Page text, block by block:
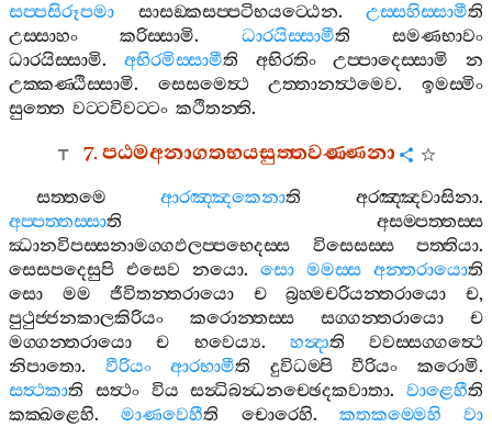
සප‍්පසිරූපමා
සාසඞ‍්කසප‍්පටිභයට‍්ඨෙන. උස‍්සහිස‍්සාමීති
උස‍්සාහං
කරිස‍්සාමි. ධාරයිස‍්සාමීති
සමණභාවං
ධාරයිස‍්සාමි. අභිරමිස‍්සාමීති අභිරතිං උප‍්පාදෙස‍්සාමි
න
උක‍්කණ‍්ඨිස‍්සාමි. සෙසමෙත්‍ථ උත‍්තානත්‍ථමෙව.ඉමස‍්මිං
සුත‍්තෙ වට‍්ටවිවට‍්ටං කථිතන‍්ති.
7.පඨමඅනාගතභයසුත‍්තවණ‍්ණනා
සත‍්තමෙ ආරඤ‍්ඤකෙනාති අරඤ‍්ඤවාසිනා.
අප‍්පත‍්තස‍්සාති
අසම‍්පත‍්තස‍්ස
ඣානවිපස‍්සනාමග‍්ගඵලප‍්පභෙදස‍්ස
විසෙසස‍්ස පත‍්තියා.
සෙසපදෙසුපි එසෙව නයො. සො මමස‍්ස අන‍්තරායොති
සො
මම ජීවිතන‍්තරායො ච බ්‍රහ‍්මචරියන‍්තරායො ච,
පුථුජ‍්ජනකාලකිරියං
කරොන‍්තස‍්ස සග‍්ගන‍්තරායො
ච
මග‍්ගන‍්තරායො
ච භවෙය්‍ය. හන්‍දාති
වවස‍්සග‍්ගත්‍ථෙ
නිපාතො. වීරියං ආරභාමීති දුවිධම‍්පි වීරියං කරොමි.
සත්‍ථකාති සත්‍ථං විය සන්‍ධිබන්‍ධනච‍්ඡෙදකවාතා. වාළෙහීති
කක‍්ඛළෙහි.මාණවෙහීති චොරෙහි. කතකම‍්මෙහි
වා